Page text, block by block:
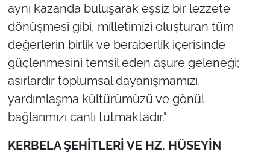
aynı kazanda buluşarak eşsiz bir lezzete
dönüşmesi gibi, milletimizi oluşturan tüm
değerlerin birlik ve beraberlik içerisinde
güçlenmesini temsil eden aşure geleneği;
asırlardır toplumsal dayanışmamızı,
yardımlaşma kültürümüzü ve gönül
bağlarımızı canlı tutmaktadır."
KERBELA ŞEHİTLERİ VE HZ. HÜSEYİN